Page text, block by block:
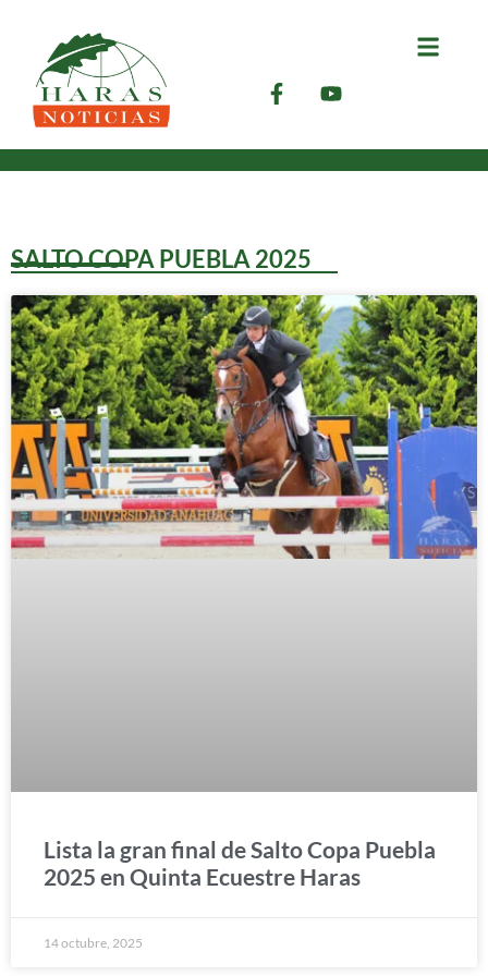
SALTO COPA PUEBLA 2025
Lista la gran final de Salto Copa Puebla
2025 en Quinta Ecuestre Haras
14 octubre, 2025